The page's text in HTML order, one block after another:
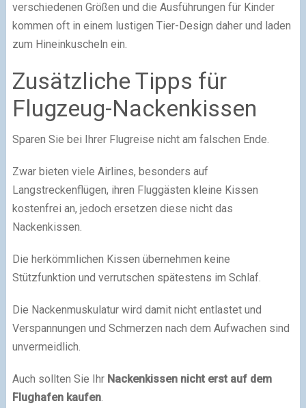
verschiedenen Größen und die Ausführungen für Kinder
kommen oft in einem lustigen Tier-Design daher und laden
zum Hineinkuscheln ein.
Zusätzliche Tipps für
Flugzeug-Nackenkissen
Sparen Sie bei Ihrer Flugreise nicht am falschen Ende.
Zwar bieten viele Airlines, besonders auf
Langstreckenflügen, ihren Fluggästen kleine Kissen
kostenfrei an, jedoch ersetzen diese nicht das
Nackenkissen.
Die herkömmlichen Kissen übernehmen keine
Stützfunktion und verrutschen spätestens im Schlaf.
Die Nackenmuskulatur wird damit nicht entlastet und
Verspannungen und Schmerzen nach dem Aufwachen sind
unvermeidlich.
Auch sollten Sie Ihr Nackenkissen nicht erst auf dem
Flughafen kaufen.